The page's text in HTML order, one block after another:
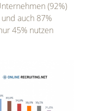
(92%)
auch 87%
45% nutzen